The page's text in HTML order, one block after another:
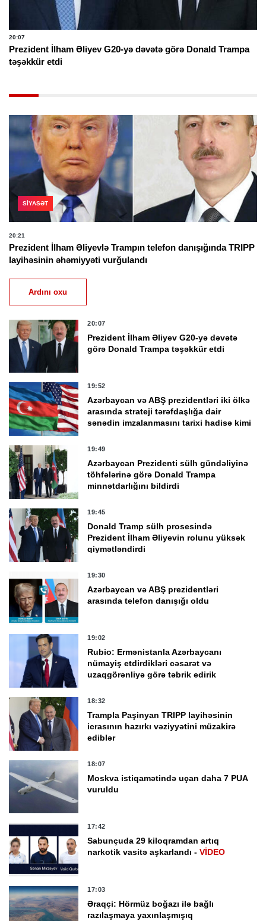
20:07
Prezident İlham Əliyev G20-yə dəvətə görə Donald Trampa
təşəkkür etdi
SIYASƏT
20:21
Prezident İlham Əliyevlə Trampın telefon danışığında TRIPP
layihəsinin əhəmiyyəti vurğulandı
Ardını oxu
20:07
Prezident İlham Əliyev G20-yə dəvətə
görə Donald Trampa təşəkkür etdi
19:52
Azərbaycan və ABŞ prezidentləri iki ölkə
arasında strateji tərəfdaşlığa dair
sənədin imzalanmasını tarixi hadisə kimi
19:49
Azərbaycan Prezidenti sülh gündəliyinə
töhfələrinə görə Donald Trampa
minnətdarlığını bildirdi
19:45
Donald Tramp sülh prosesində
Prezident İlham Əliyevin rolunu yüksək
qiymətləndirdi
19:30
Azərbaycan və ABŞ prezidentləri
arasında telefon danışığı oldu
19:02
Rubio: Ermənistanla Azərbaycanı
nümayiş etdirdikləri cəsarət və
uzaqgörənliyə görə təbrik edirik
18:32
Trampla Paşinyan TRIPP layihəsinin
icrasının hazırkı vəziyyətini müzakirə
ediblər
18:07
Moskva istiqamətində uçan daha 7 PUA
vuruldu
17:42
Sabunçuda 29 kiloqramdan artıq
narkotik vasitə aşkarlandı -VİDEO
17:03
Əraqçi: Hörmüz boğazı ilə bağlı
razılaşmaya yaxınlaşmışıq